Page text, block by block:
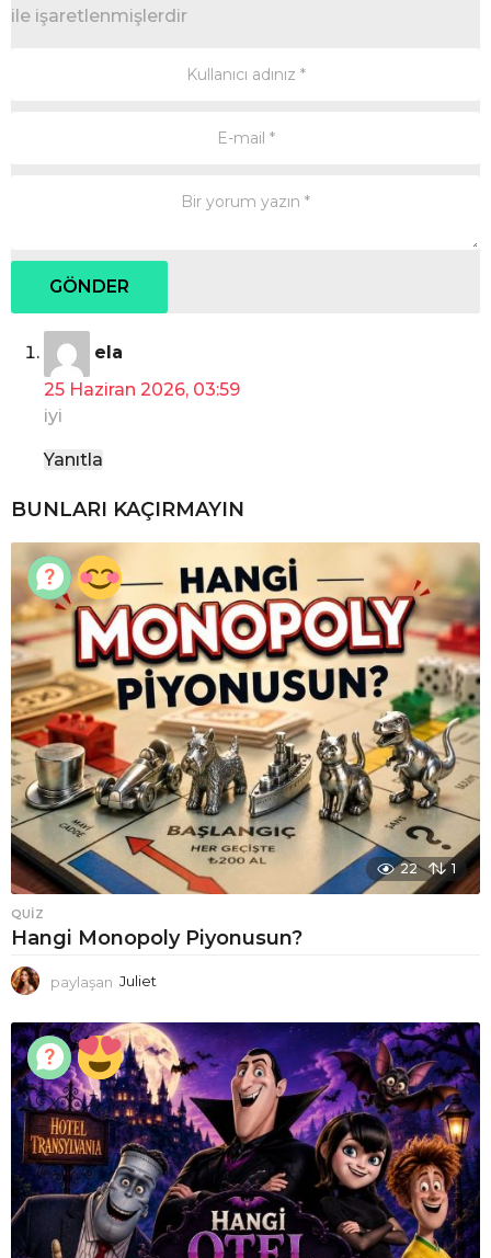
ile işaretlenmişlerdir
ela
d
:
25 Haziran 2026, 03:59
iyi
Yanıtla
BUNLARI KAÇIRMAYIN
22 1
QUIZ
Hangi Monopoly Piyonusun?
paylaşan Juliet